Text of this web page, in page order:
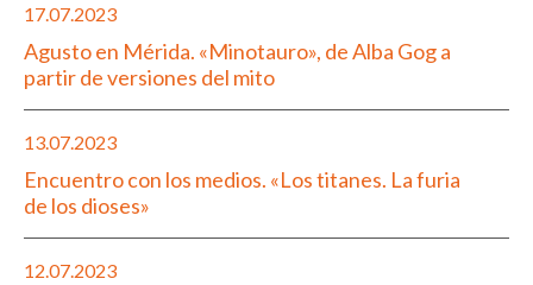
17.07.2023
Agusto en Mérida. «Minotauro», de Alba Gog a
partir de versiones del mito
13.07.2023
Encuentro con los medios. «Los titanes. La furia
de los dioses»
12.07.2023